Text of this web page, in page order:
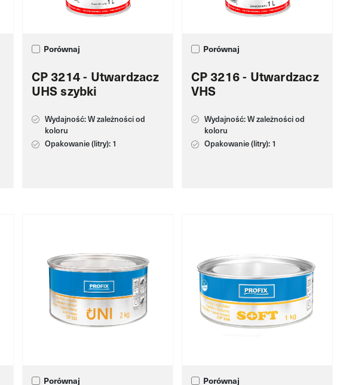
Porównaj
CP 3214 - Utwardzacz
UHS szybki
Wydajność: W zależności od
koloru
Opakowanie (litry): 1
Porównaj
CP 3216 - Utwardzacz
VHS
Wydajność: W zależności od
koloru
Opakowanie (litry): 1
Porównaj Porównaj